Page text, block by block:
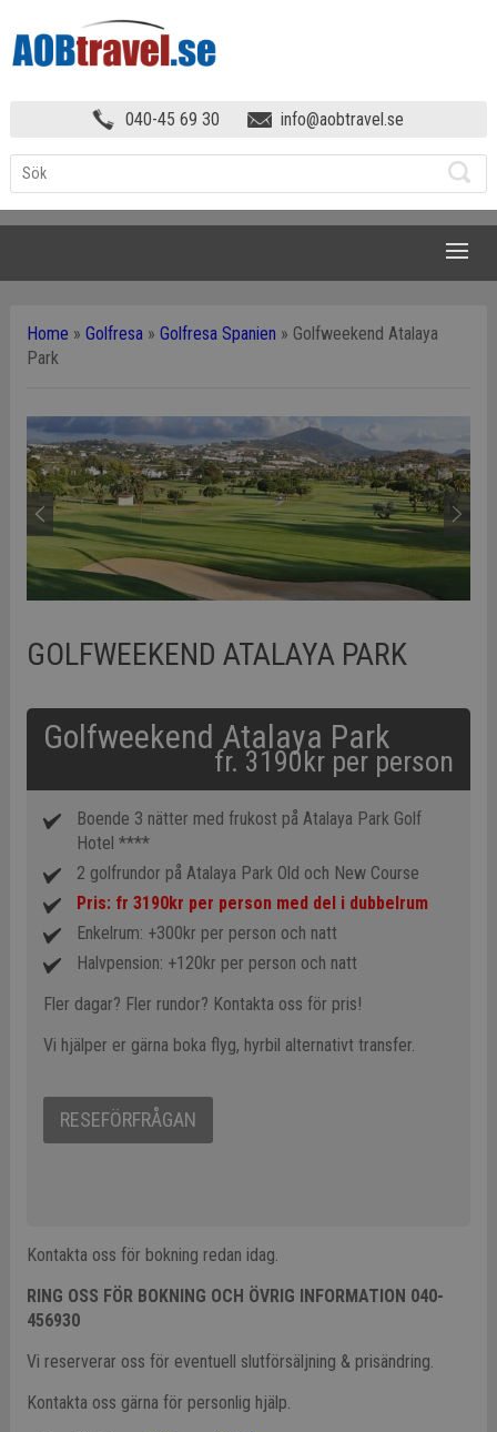
040-45 69 30 info@aobtravel.se
Home » Golfresa» Golfresa Spanien » Golfweekend Atalaya
Park
GOLFWEEKEND ATALAYA PARK
Golfweekend Atalaya Park
fr. 3190kr per person
Boende 3 nätter med frukost på Atalaya Park Golf
Hotel ****
2 golfrundor på Atalaya Park Old och New Course
Pris: fr 3190kr per person med del i dubbelrum
Enkelrum: +300kr per person och natt
Halvpension: +120kr per person och natt
Fler dagar? Fler rundor? Kontakta oss för pris!
Vi hjälper er gärna boka flyg, hyrbil alternativt transfer.
RESEFÖRFRÅGAN
Kontakta oss för bokning redan idag.
RING OSS FÖR BOKNING OCH ÖVRIG INFORMATION 040-
456930
Vi reserverar oss för eventuell slutförsäljning & prisändring.
Kontakta oss gärna för personlig hjälp.